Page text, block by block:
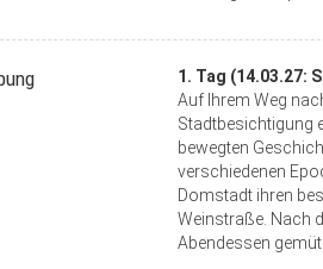
1. Tag (14.03.27:
Auf Ihrem Weg
Stadtbesichtigung
bewegten
verschiedenen
Domstadt ihren
Weinstraße. Nach
Abendessen